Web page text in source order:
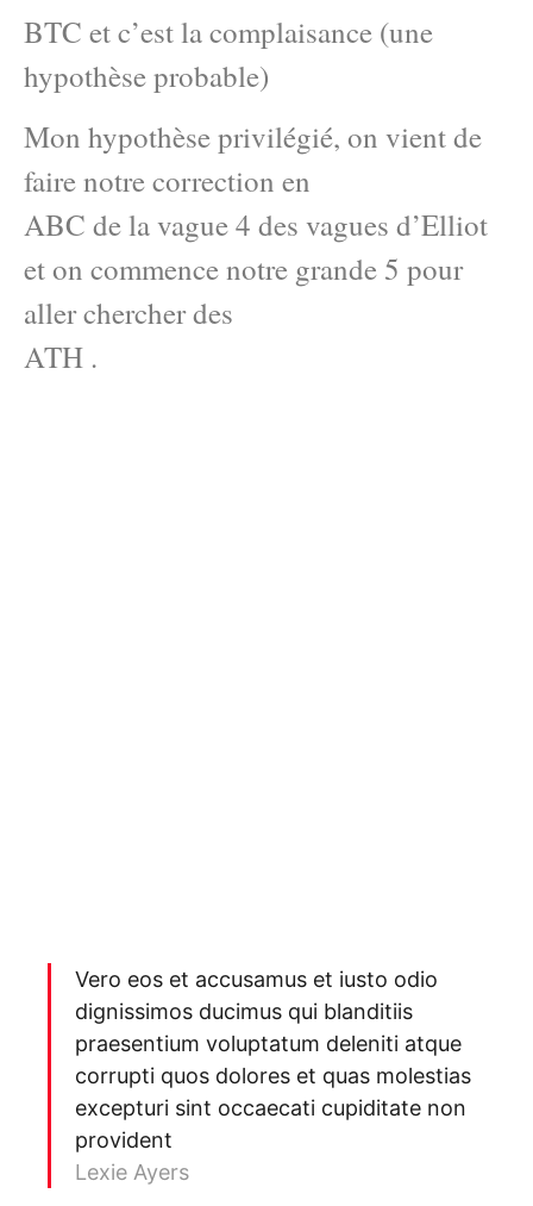
BTC et c’est la complaisance (une
hypothèse probable)
Mon hypothèse privilégié, on vient de
faire notre correction en
ABC de la vague 4 des vagues d’Elliot
et on commence notre grande 5 pour
aller chercher des
ATH .
Vero eos et accusamus et iusto odio
dignissimos ducimus qui blanditiis
praesentium voluptatum deleniti atque
corrupti quos dolores et quas molestias
excepturi sint occaecati cupiditate non
provident
Lexie Ayers